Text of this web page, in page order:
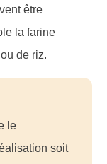
être
la farine
de riz.
le
soit